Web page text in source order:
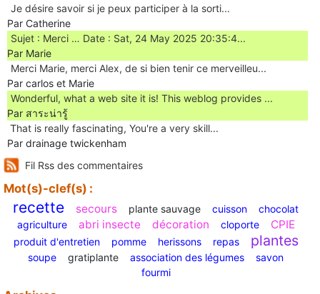
Je désire savoir si je peux participer à la sorti...
Par Catherine
Sujet : Merci … Date : Sat, 24 May 2025 20:35:4...
Par Marie
Merci Marie, merci Alex, de si bien tenir ce merveilleu...
Par carlos et Marie
Wonderful, what a web site it is! This weblog provides ...
Par สาระน่ารู้
Ꭲhat is really fascinating, You'rе a very skill...
Par drainage twickenham
Fil Rss des commentaires
Mot(s)-clef(s) :
recette secours plante sauvage cuisson
chocolat
agriculture
abri insecte décoration cloporte CPIE
produit d'entretien pomme herissons repas plantes
soupe gratiplante association des légumes
savon
fourmi